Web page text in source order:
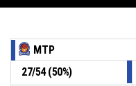
MTP
27/54(50%)